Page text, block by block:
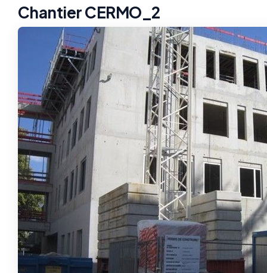
Chantier CERMO_2